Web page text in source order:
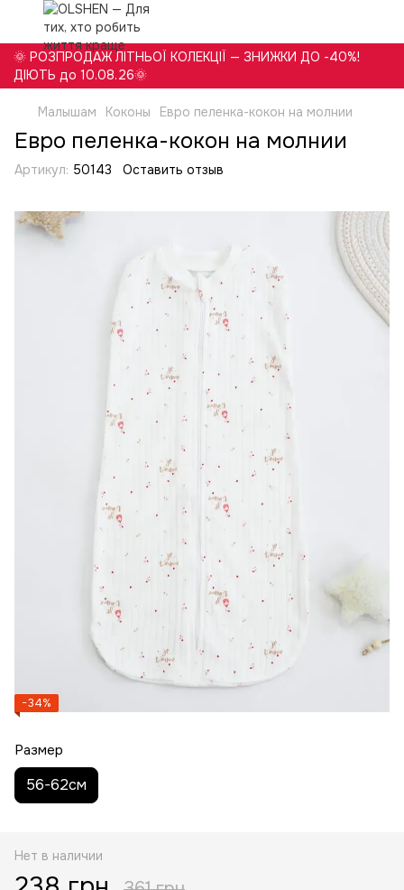
🌞 РОЗПРОДАЖ ЛІТНЬОЇ КОЛЕКЦІЇ — ЗНИЖКИ ДО -40%!
ДІЮТЬ до 10.08.26🌞
Малышам Коконы Евро пеленка-кокон на молнии
Евро пеленка-кокон на молнии
Артикул: 50143 Оставить отзыв
−34%
Размер
56-62см
Нет в наличии